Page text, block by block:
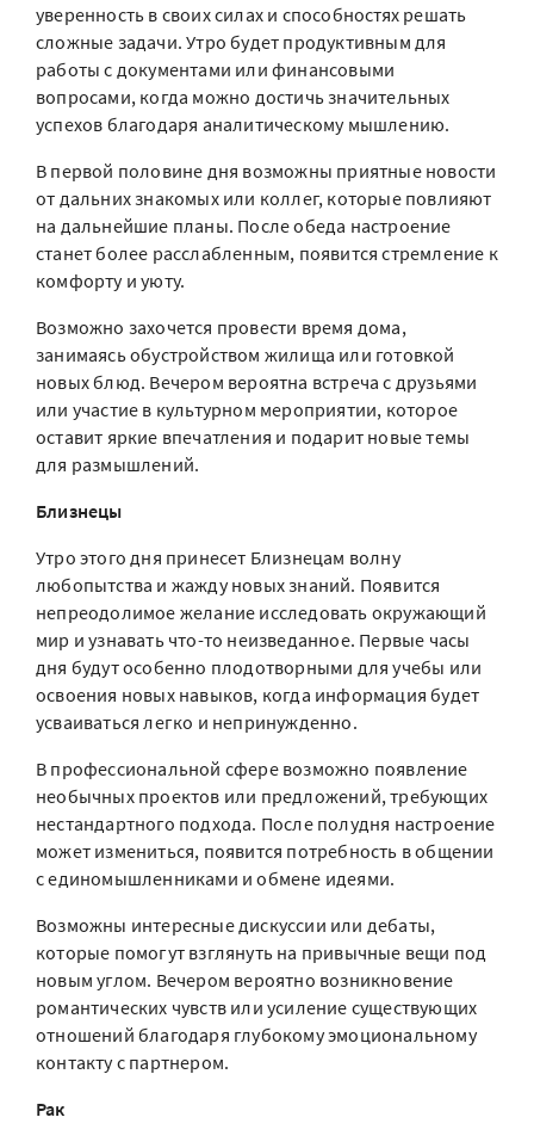
уверенность в своих силах и способностях решать
сложные задачи. Утро будет продуктивным для
работы с документами или финансовыми
вопросами, когда можно достичь значительных
успехов благодаря аналитическому мышлению.
В первой половине дня возможны приятные новости
от дальних знакомых или коллег, которые повлияют
на дальнейшие планы. После обеда настроение
станет более расслабленным, появится стремление к
комфорту и уюту.
Возможно захочется провести время дома,
занимаясь обустройством жилища или готовкой
новых блюд. Вечером вероятна встреча с друзьями
или участие в культурном мероприятии, которое
оставит яркие впечатления и подарит новые темы
для размышлений.
Близнецы
Утро этого дня принесет Близнецам волну
любопытства и жажду новых знаний. Появится
непреодолимое желание исследовать окружающий
мир и узнавать что-то неизведанное. Первые часы
дня будут особенно плодотворными для учебы или
освоения новых навыков, когда информация будет
усваиваться легко и непринужденно.
В профессиональной сфере возможно появление
необычных проектов или предложений, требующих
нестандартного подхода. После полудня настроение
может измениться, появится потребность в общении
с единомышленниками и обмене идеями.
Возможны интересные дискуссии или дебаты,
которые помогут взглянуть на привычные вещи под
новым углом. Вечером вероятно возникновение
романтических чувств или усиление существующих
отношений благодаря глубокому эмоциональному
контакту с партнером.
Рак